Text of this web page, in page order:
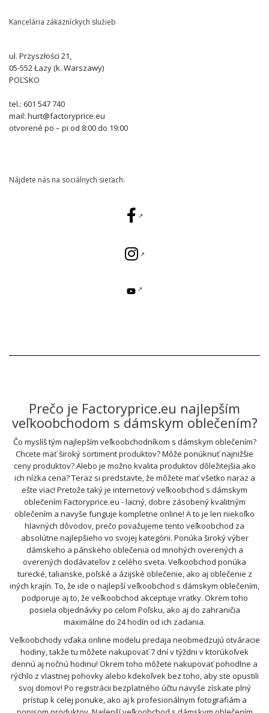
Kancelária zákazníckych služieb
ul. Przyszłości 21,
05-552 Łazy (k. Warszawy)
POĽSKO
tel.: 601 547 740
mail: hurt@factoryprice.eu
otvorené po – pi od 8:00 do 19:00
Nájdete nás na sociálnych sieťach:
Prečo je Factoryprice.eu najlepším
veľkoobchodom s dámskym oblečením?
Čo myslíš tým najlepším veľkoobchodníkom s dámskym oblečením?
Chcete mať široký sortiment produktov? Môže ponúknuť najnižšie
ceny produktov? Alebo je možno kvalita produktov dôležitejšia ako
ich nízka cena? Teraz si predstavte, že môžete mať všetko naraz a
ešte viac! Pretože taký je internetový veľkoobchod s dámskym
oblečením Factoryprice.eu - lacný, dobre zásobený kvalitným
oblečením a navyše funguje kompletne online! A to je len niekoľko
hlavných dôvodov, prečo považujeme tento veľkoobchod za
absolútne najlepšieho vo svojej kategórii. Ponúka široký výber
dámskeho a pánskeho oblečenia od mnohých overených a
overených dodávateľov z celého sveta. Veľkoobchod ponúka
turecké, talianske, poľské a ázijské oblečenie, ako aj oblečenie z
iných krajín. To, že ide o najlepší veľkoobchod s dámskym oblečením,
podporuje aj to, že veľkoobchod akceptuje vratky. Okrem toho
posiela objednávky po celom Poľsku, ako aj do zahraničia
maximálne do 24 hodín od ich zadania.
Veľkoobchody vďaka online modelu predaja neobmedzujú otváracie
hodiny, takže tu môžete nakupovať 7 dní v týždni v ktorúkoľvek
dennú aj nočnú hodinu! Okrem toho môžete nakupovať pohodlne a
rýchlo z vlastnej pohovky alebo kdekoľvek bez toho, aby ste opustili
svoj domov! Po registrácii bezplatného účtu navyše získate plný
prístup k celej ponuke, ako aj k profesionálnym fotografiám a